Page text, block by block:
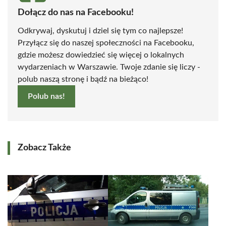
Dołącz do nas na Facebooku!
Odkrywaj, dyskutuj i dziel się tym co najlepsze!
Przyłącz się do naszej społeczności na Facebooku,
gdzie możesz dowiedzieć się więcej o lokalnych
wydarzeniach w Warszawie. Twoje zdanie się liczy -
polub naszą stronę i bądź na bieżąco!
Polub nas!
Zobacz Także